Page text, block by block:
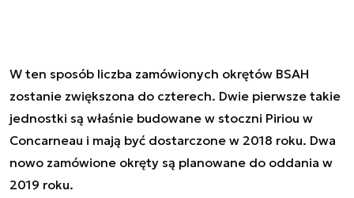
W ten sposób liczba zamówionych okrętów BSAH
zostanie zwiększona do czterech. Dwie pierwsze takie
jednostki są właśnie budowane w stoczni Piriou w
Concarneau i mają być dostarczone w 2018 roku. Dwa
nowo zamówione okręty są planowane do oddania w
2019 roku.